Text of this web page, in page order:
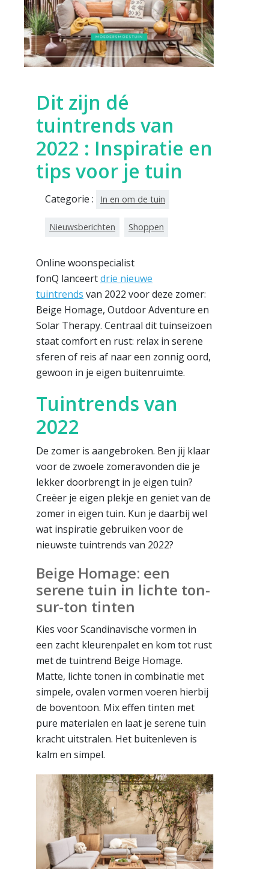
Dit zijn dé
tuintrends van
2022 : Inspiratie en
tips voor je tuin
Categorie : In en om de tuin
Nieuwsberichten Shoppen
Online woonspecialist
fonQ lanceertdrie nieuwe
tuintrends van 2022 voor deze zomer:
Beige Homage, Outdoor Adventure en
Solar Therapy. Centraal dit tuinseizoen
staat comfort en rust: relax in serene
sferen of reis af naar een zonnig oord,
gewoon in je eigen buitenruimte.
Tuintrends van
2022
De zomer is aangebroken. Ben jij klaar
voor de zwoele zomeravonden die je
lekker doorbrengt in je eigen tuin?
Creëer je eigen plekje en geniet van de
zomer in eigen tuin. Kun je daarbij wel
wat inspiratie gebruiken voor de
nieuwste tuintrends van 2022?
Beige Homage: een
serene tuin in lichte ton-
sur-ton tinten
Kies voor Scandinavische vormen in
een zacht kleurenpalet en kom tot rust
met de tuintrend Beige Homage.
Matte, lichte tonen in combinatie met
simpele, ovalen vormen voeren hierbij
de boventoon. Mix effen tinten met
pure materialen en laat je serene tuin
kracht uitstralen. Het buitenleven is
kalm en simpel.